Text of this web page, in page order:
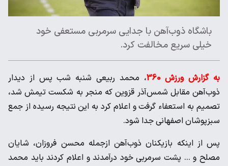
باشگاه ذوب‌آهن با جدایی سرمربی مستعفی خود
خیلی سریع مخالفت کرد.
به گزارش ورزش 360
، محمد ربیعی شنبه شب پس از دیدار
ذوب‌آهن مقابل شمس‌آذر قزوین که منجر به شکست تیمش شد،
تصمیم به استعفاء گرفت و اعلام کرد به این نتیجه رسیده از جمع
سبزپوشان اصفهانی جدا شود.
پس از اینکه بازیکنان ذوب‌آهن ازجمله محسن فروزان، شایان
مصلح و ... پشت سرمربی خود درآمدند و اعلام کردند باید محمد